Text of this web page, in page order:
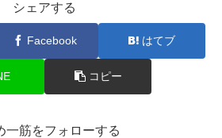
シェアする
Facebook はてブ
コピー
一筋をフォローする